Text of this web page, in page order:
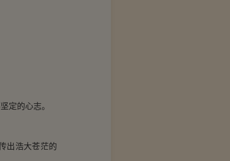
定的心志。
出浩大苍茫的